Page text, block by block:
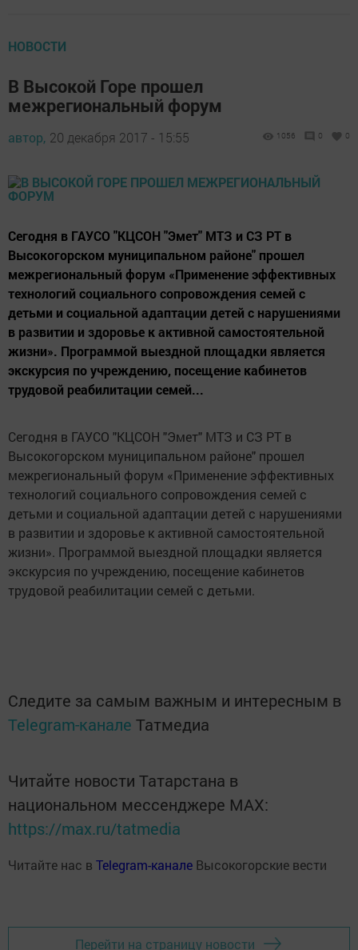
НОВОСТИ
В Высокой Горе прошел
межрегиональный форум
автор, 20 декабря 2017 - 15:55 1056 0 0
Сегодня в ГАУСО "КЦСОН "Эмет" МТЗ и СЗ РТ в
Высокогорском муниципальном районе" прошел
межрегиональный форум «Применение эффективных
технологий социального сопровождения семей с
детьми и социальной адаптации детей с нарушениями
в развитии и здоровье к активной самостоятельной
жизни». Программой выездной площадки является
экскурсия по учреждению, посещение кабинетов
трудовой реабилитации семей...
Сегодня в ГАУСО "КЦСОН "Эмет" МТЗ и СЗ РТ в
Высокогорском муниципальном районе" прошел
межрегиональный форум «Применение эффективных
технологий социального сопровождения семей с
детьми и социальной адаптации детей с нарушениями
в развитии и здоровье к активной самостоятельной
жизни». Программой выездной площадки является
экскурсия по учреждению, посещение кабинетов
трудовой реабилитации семей с детьми.
Следите за самым важным и интересным в
Telegram-канале Татмедиа
Читайте новости Татарстана в
национальном мессенджере MАХ:
https://max.ru/tatmedia
Читайте нас в Telegram-канале Высокогорские вести
Перейти на страницу новости